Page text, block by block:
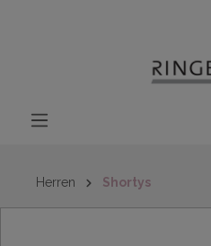
Herren Shortys